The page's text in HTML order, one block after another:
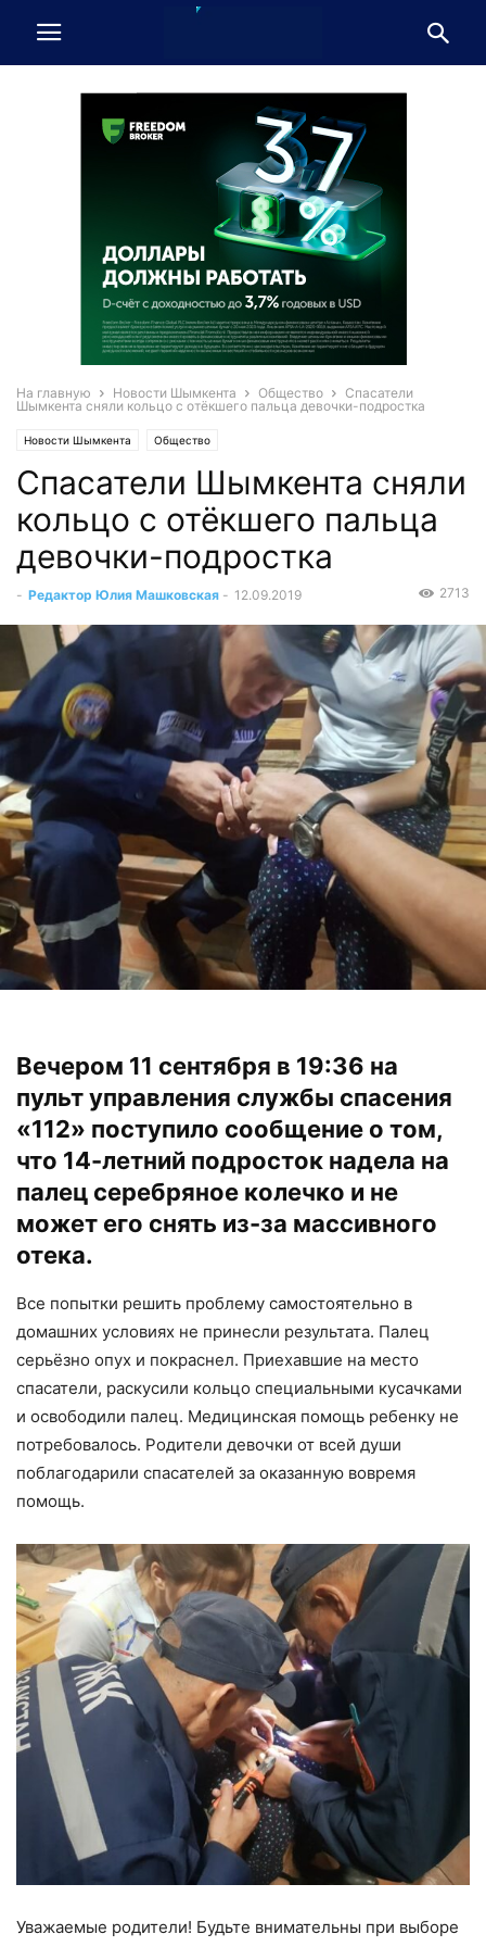
На главную Новости Шымкента Общество
Спасатели
Шымкента сняли кольцо с отёкшего пальца девочки-подростка‍
Новости Шымкента Общество
Спасатели Шымкента сняли
кольцо с отёкшего пальца
девочки-подростка‍
- Редактор Юлия Машковская - 12.09.2019 2713
Вечером 11 сентября в 19:36 на
пульт управления службы спасения
«112» поступило сообщение о том,
что 14-летний подросток надела на
палец серебряное колечко и не
может его снять из-за массивного
отека.
Все попытки решить проблему самостоятельно в
домашних условиях не принесли результата. Палец
серьёзно опух и покраснел. Приехавшие на место
спасатели, раскусили кольцо специальными кусачками
и освободили палец. Медицинская помощь ребенку не
потребовалось. Родители девочки от всей души
поблагодарили спасателей за оказанную вовремя
помощь.
Уважаемые родители! Будьте внимательны при выборе